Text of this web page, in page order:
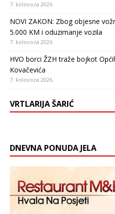
7. kolovoza 2026.
NOVI ZAKON: Zbog objesne
5.000 KM i oduzimanje vozila
7. kolovoza 2026.
HVO borci ŽZH traže bojkot
Kovačevića
7. kolovoza 2026.
VRTLARIJA ŠARIĆ
DNEVNA PONUDA JELA